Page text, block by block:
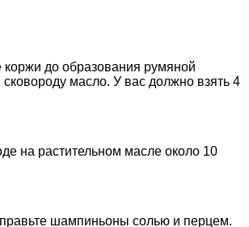
коржи до образования румяной
масло. У вас должно взять 4
на растительном масле около 10
шампиньоны солью и перцем.